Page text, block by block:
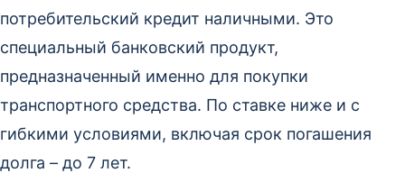
потребительский кредит наличными. Это
специальный банковский продукт,
предназначенный именно для покупки
транспортного средства. По ставке ниже и с
гибкими условиями, включая срок погашения
долга – до 7 лет.